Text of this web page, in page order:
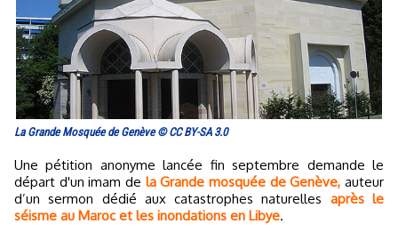
La Grande Mosquée de Genève © CC BY-SA 3.0
Une pétition anonyme lancée fin septembre demande le
départ d'un imam de la Grande mosquée de Genève, auteur
d’un sermon dédié aux catastrophes naturelles après le
séisme au Maroc et les inondations en Libye.